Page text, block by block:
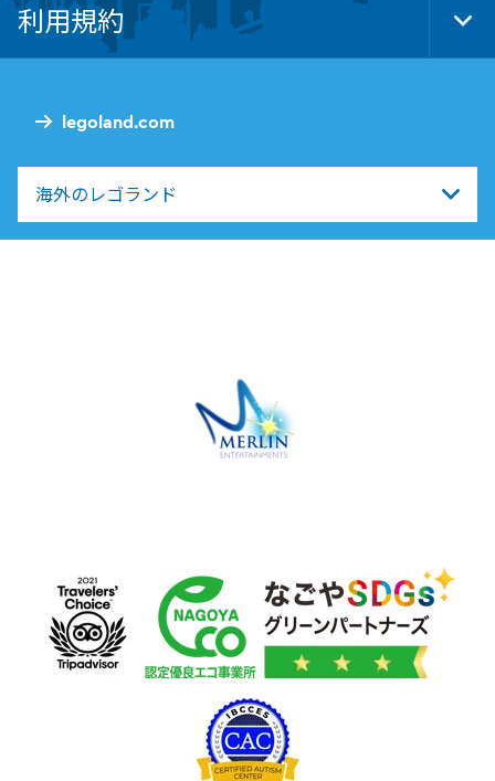
legoland.com
海外のレゴランド
利用規約